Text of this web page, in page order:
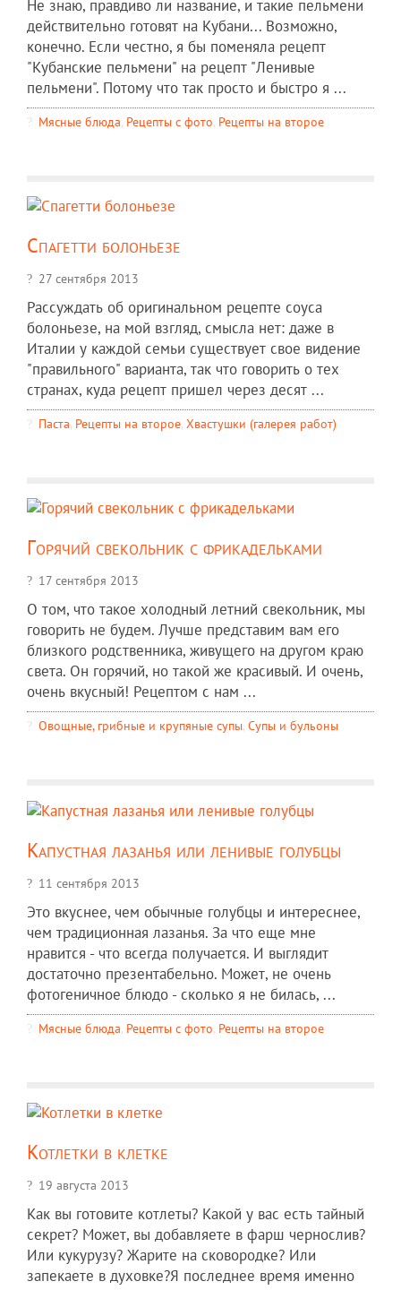
Не знаю, правдиво ли название, и такие пельмени
действительно готовят на Кубани... Возможно,
конечно. Если честно, я бы поменяла рецепт
"Кубанские пельмени" на рецепт "Ленивые
пельмени". Потому что так просто и быстро я ...
Мясные блюда, Рецепты c фото, Рецепты на второе
Спагетти болоньезе
27 сентября 2013
Рассуждать об оригинальном рецепте соуса
болоньезе, на мой взгляд, смысла нет: даже в
Италии у каждой семьи существует свое видение
"правильного" варианта, так что говорить о тех
странах, куда рецепт пришел через десят ...
Паста, Рецепты на второе, Хвастушки (галерея работ)
Горячий свекольник с фрикадельками
17 сентября 2013
О том, что такое холодный летний свекольник, мы
говорить не будем. Лучше представим вам его
близкого родственника, живущего на другом краю
света. Он горячий, но такой же красивый. И очень,
очень вкусный! Рецептом с нам ...
Овощные, грибные и крупяные супы, Супы и бульоны
Капустная лазанья или ленивые голубцы
11 сентября 2013
Это вкуснее, чем обычные голубцы и интереснее,
чем традиционная лазанья. За что еще мне
нравится - что всегда получается. И выглядит
достаточно презентабельно. Может, не очень
фотогеничное блюдо - сколько я не билась, ...
Мясные блюда, Рецепты c фото, Рецепты на второе
Котлетки в клетке
19 августа 2013
Как вы готовите котлеты? Какой у вас есть тайный
секрет? Может, вы добавляете в фарш чернослив?
Или кукурузу? Жарите на сковородке? Или
запекаете в духовке?Я последнее время именно